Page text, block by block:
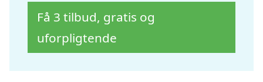
Få 3 tilbud, gratis og
uforpligtende